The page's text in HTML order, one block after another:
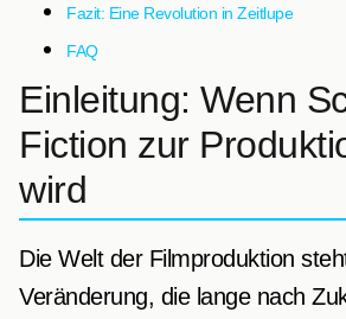
Fazit: Eine Revolution in Zeitlupe
FAQ
Einleitung: Wenn
Fiction zur
wird
Die Welt der Filmproduktion
Veränderung, die lange nach